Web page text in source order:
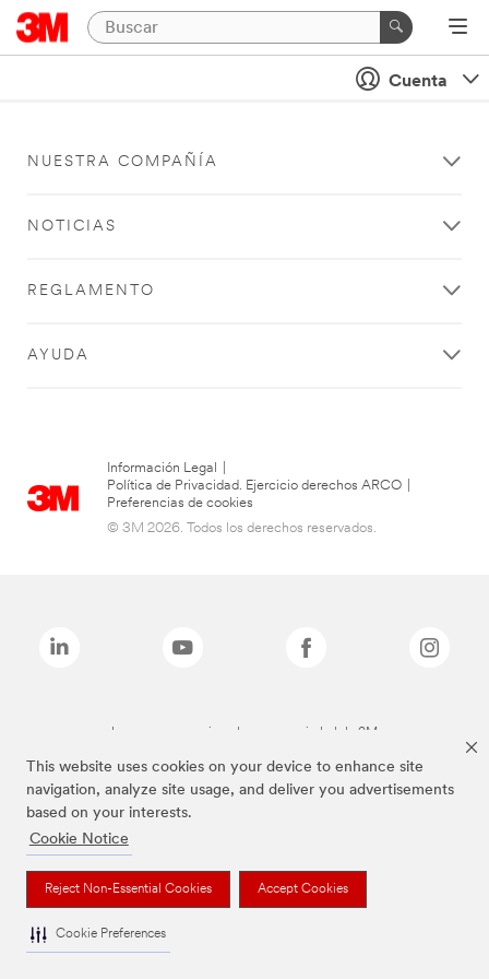
This website uses cookies on your device to enhance site
navigation, analyze site usage, and deliver you advertisements
based on your interests.
Cookie Notice
Reject Non-Essential Cookies Accept Cookies
Cookie Preferences
Cuenta
NUESTRA COMPAÑÍA
NOTICIAS
REGLAMENTO
AYUDA
Información Legal
Política de Privacidad. Ejercicio derechos ARCO
Preferencias de cookies
© 3M 2026. Todos los derechos reservados.
Las marcas mencionadas son propiedad de 3M